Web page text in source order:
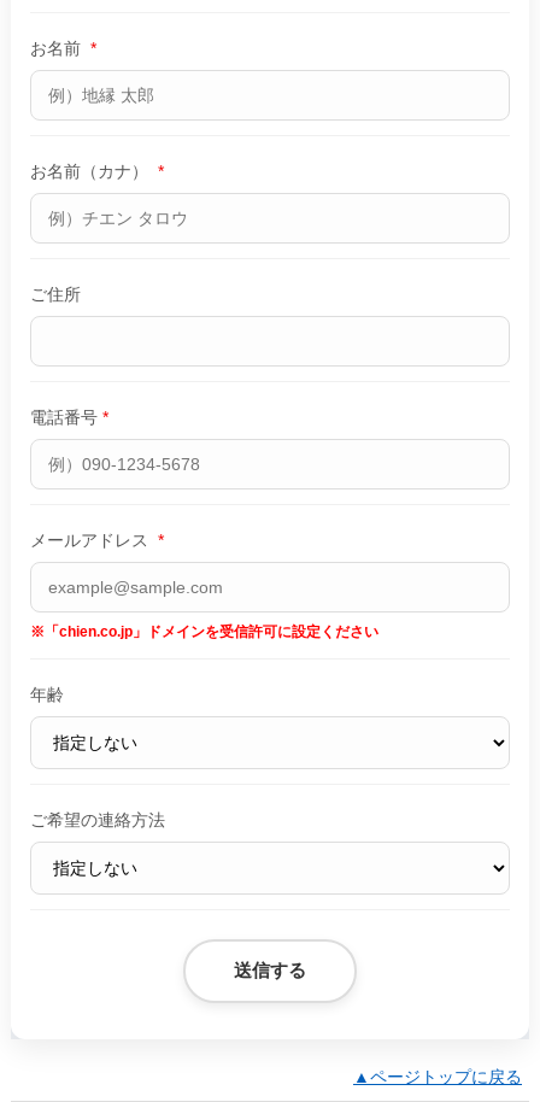
お名前 *
お名前（カナ） *
ご住所
電話番号 *
メールアドレス *
※「chien.co.jp」ドメインを受信許可に設定ください
年齢
ご希望の連絡方法
▲ページトップに戻る